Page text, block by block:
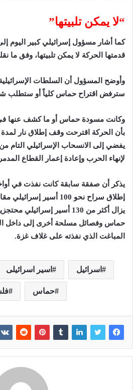
“لا يمكن تلبيتها”
كما أشار مسؤول إسرائيلي كبير اليوم
قدمتها الحركة لا يمكن تلبيتها، وفق ما نقلت القناة 13
وأوضح المسؤول أن السلطات
سترفض اقتراح حماس كلياً أو ستطلب
وكانت مسودة حماس أو ما كشف عنها
يفضي إلى الانسحاب الإسرائيلي التام
لإنهاء الحرب وإعادة إعمار القطاع
يذكر أن صفقة سابقة كانت نفذت في
يزال أكثر من 130 أسير
حماس وفصائل مسلحة أخرى إلى داخل
المباغت الذي نفذته على غلاف غزة.
اسرائيل اسير اسرائيلى
حماس